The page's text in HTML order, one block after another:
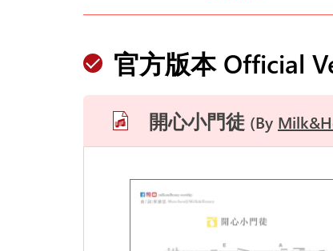
官方版本 Official
開心小門徒 By